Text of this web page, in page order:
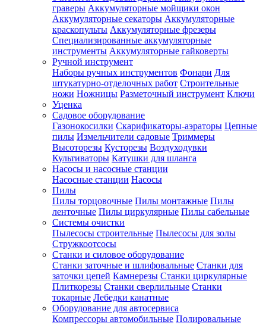
граверы Аккумуляторные мойщики окон
Аккумуляторные секаторы Аккумуляторные
краскопульты Аккумуляторные фрезеры
Специализированные аккумуляторные
инструменты Аккумуляторные гайковерты
Ручной инструмент
Наборы ручных инструментов Фонари Для
штукатурно-отделочных работ Строительные
ножи Ножницы Разметочный инструмент Ключи
Уценка
Садовое оборудование
Газонокосилки Скарификаторы-аэраторы Цепные
пилы Измельчители садовые Триммеры
Высоторезы Кусторезы Воздуходувки
Культиваторы Катушки для шланга
Насосы и насосные станции
Насосные станции Насосы
Пилы
Пилы торцовочные Пилы монтажные Пилы
ленточные Пилы циркулярные Пилы сабельные
Системы очистки
Пылесосы строительные Пылесосы для золы
Стружкоотсосы
Станки и силовое оборудование
Станки заточные и шлифовальные Станки для
заточки цепей Камнерезы Станки циркулярные
Плиткорезы Станки сверлильные Станки
токарные Лебедки канатные
Оборудование для автосервиса
Компрессоры автомобильные Полировальные